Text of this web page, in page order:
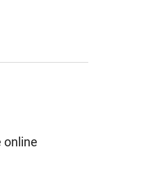
online